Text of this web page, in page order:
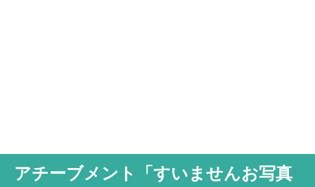
アチーブメント「すいませんお写真